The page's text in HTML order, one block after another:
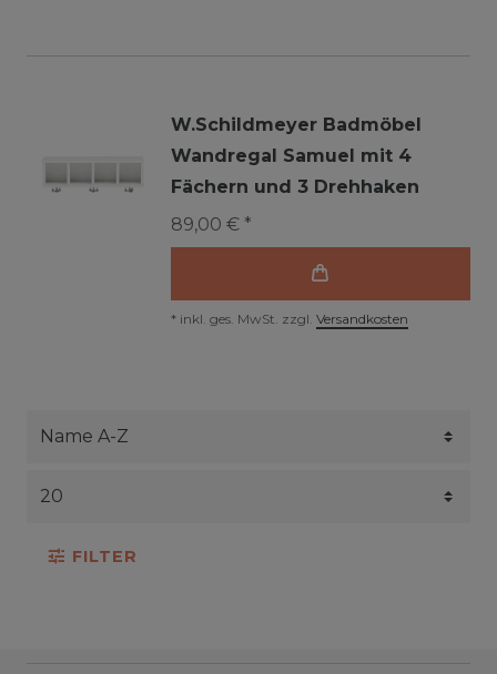
W.Schildmeyer Badmöbel
Wandregal Samuel mit 4
Fächern und 3 Drehhaken
89,00 € *
* inkl. ges. MwSt. zzgl. Versandkosten
FILTER